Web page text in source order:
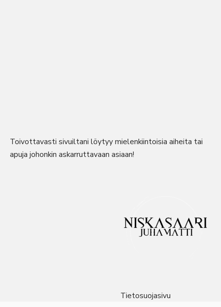
Toivottavasti sivuiltani löytyy mielenkiintoisia aiheita tai
apuja johonkin askarruttavaan asiaan!
Tietosuojasivu